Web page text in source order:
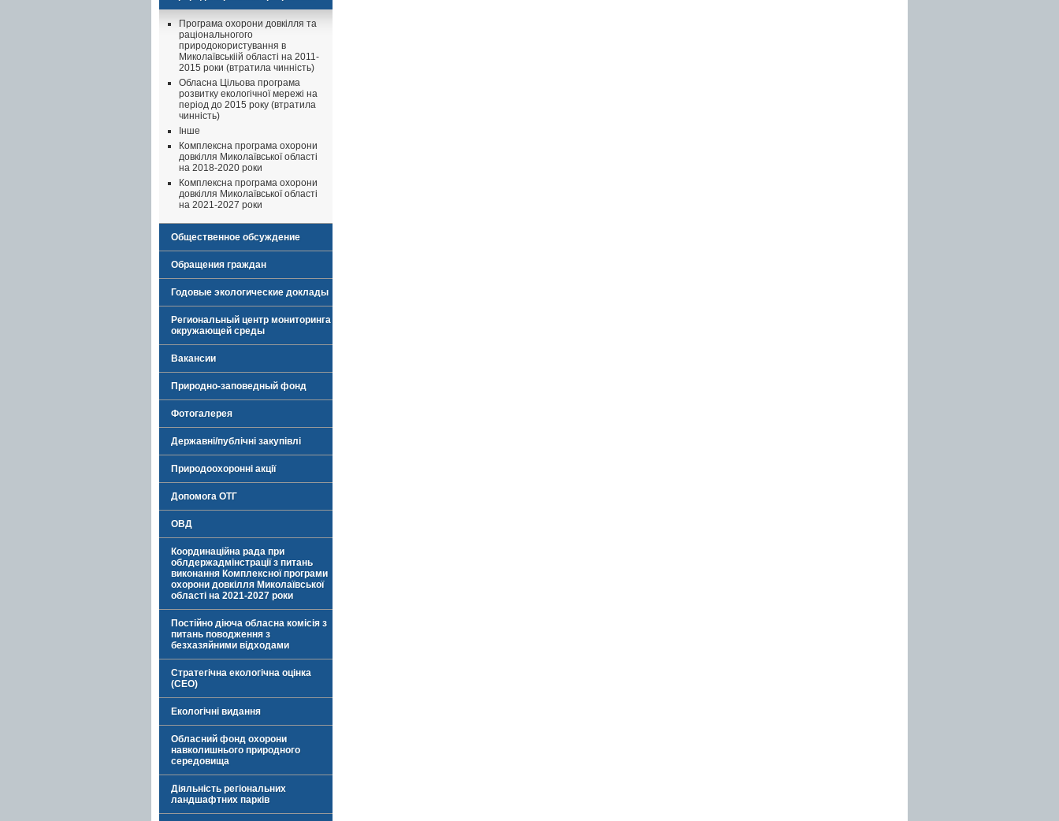
Програма охорони довкілля та
раціональногого
природокористування в
Миколаївськіій області на 2011-
2015 роки (втратила чинність)
Обласна Цільова програма
розвитку екологічної мережі на
період до 2015 року (втратила
чинність)
Інше
Комплексна програма охорони
довкілля Миколаївської області
на 2018-2020 роки
Комплексна програма охорони
довкілля Миколаївської області
на 2021-2027 роки
Общественное обсуждение
Обращения граждан
Годовые экологические доклады
Региональный центр мониторинга
окружающей среды
Вакансии
Природно-заповедный фонд
Фотогалерея
Державні/публічні закупівлі
Природоохоронні акції
Допомога ОТГ
ОВД
Координаційна рада при
облдержадмінстрації з питань
виконання Комплексної програми
охорони довкілля Миколаївської
області на 2021-2027 роки
Постійно діюча обласна комісія з
питань поводження з
безхазяйними відходами
Стратегічна екологічна оцінка
(СЕО)
Екологічні видання
Обласний фонд охорони
навколишнього природного
середовища
Діяльність регіональних
ландшафтних парків